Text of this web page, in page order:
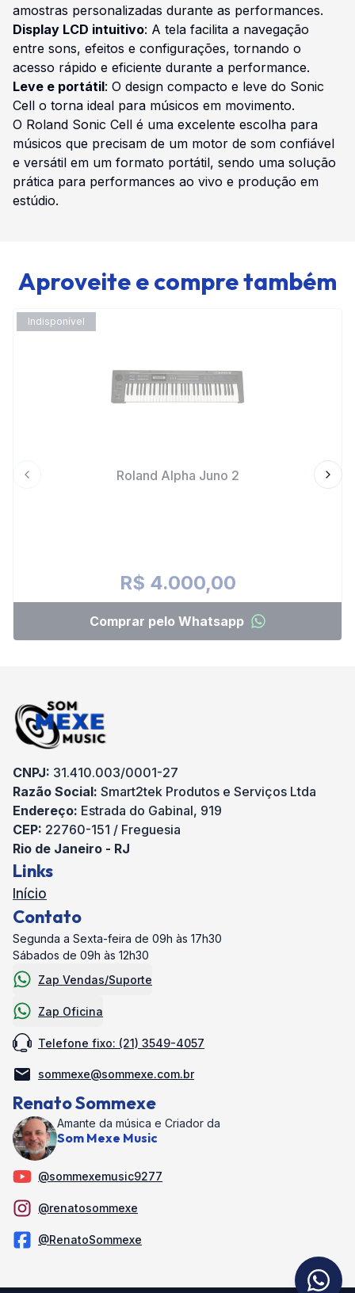
amostras personalizadas durante as performances.
Display LCD intuitivo: A tela facilita a navegação
entre sons, efeitos e configurações, tornando o
acesso rápido e eficiente durante a performance.
Leve e portátil: O design compacto e leve do Sonic
Cell o torna ideal para músicos em movimento.
O Roland Sonic Cell é uma excelente escolha para
músicos que precisam de um motor de som confiável
e versátil em um formato portátil, sendo uma solução
prática para performances ao vivo e produção em
estúdio.
Aproveite e compre também
Indisponível
Roland Alpha Juno 2
R$ 4.000,00
Comprar pelo Whatsapp
Previous slide
CNPJ: 31.410.003/0001-27
Razão Social: Smart2tek Produtos e Serviços Ltda
Endereço: Estrada do Gabinal, 919
CEP: 22760-151 / Freguesia
Rio de Janeiro - RJ
Links
Início
Contato
Segunda a Sexta-feira de 09h às 17h30
Sábados de 09h às 12h30
Zap Vendas/Suporte
Zap Oficina
Telefone fixo: (21) 3549-4057
sommexe@sommexe.com.br
Renato Sommexe
Amante da música e Criador da
Som Mexe Music
@sommexemusic9277
@renatosommexe
@RenatoSommexe